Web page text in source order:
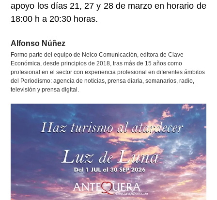
apoyo los días 21, 27 y 28 de marzo en horario de
18:00 h a 20:30 horas.
Alfonso Núñez
Formo parte del equipo de Neico Comunicación, editora de Clave
Económica, desde principios de 2018, tras más de 15 años como
profesional en el sector con experiencia profesional en diferentes ámbitos
del Periodismo: agencia de noticias, prensa diaria, semanarios, radio,
televisión y prensa digital.